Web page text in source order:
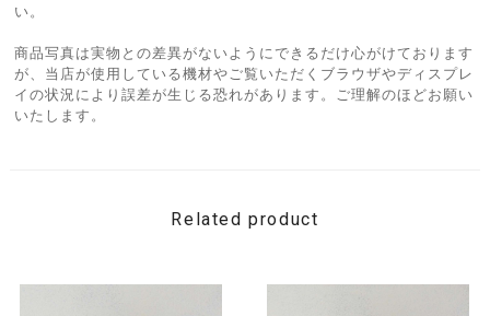
い。
商品写真は実物との差異がないようにできるだけ心がけております
が、当店が使用している機材やご覧いただくブラウザやディスプレ
イの状況により誤差が生じる恐れがあります。ご理解のほどお願い
いたします。
Related product